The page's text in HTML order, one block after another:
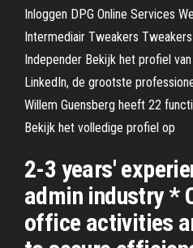
Inloggen DPG Online Services
Intermediair Tweakers
Independer Bekijk het profiel
LinkedIn, de grootste
Willem Guensberg heeft 22
Bekijk het volledige profiel op
2-3 years'
admin industry *
office activities